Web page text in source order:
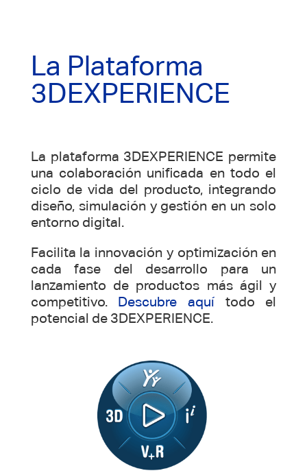
La Plataforma
3DEXPERIENCE
La plataforma 3DEXPERIENCE permite
una colaboración unificada en todo el
ciclo de vida del producto, integrando
diseño, simulación y gestión en un solo
entorno digital.
Facilita la innovación y optimización en
cada fase del desarrollo para un
lanzamiento de productos más ágil y
competitivo. Descubre aquítodo el
potencial de 3DEXPERIENCE.